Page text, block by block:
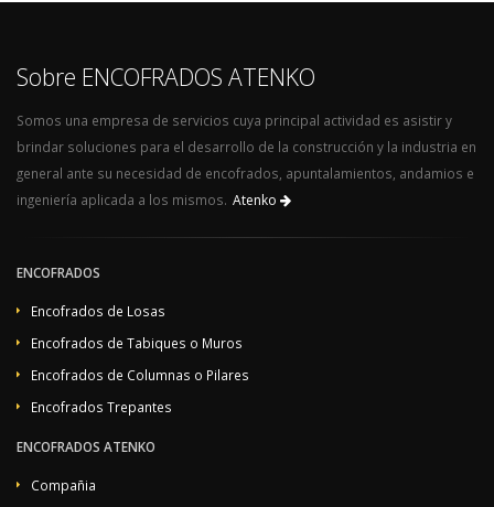
Sobre ENCOFRADOS ATENKO
Somos una empresa de servicios cuya principal actividad es asistir y
brindar soluciones para el desarrollo de la construcción y la industria en
general ante su necesidad de encofrados, apuntalamientos, andamios e
ingeniería aplicada a los mismos. Atenko
ENCOFRADOS
Encofrados de Losas
Encofrados de Tabiques o Muros
Encofrados de Columnas o Pilares
Encofrados Trepantes
ENCOFRADOS ATENKO
Compañia